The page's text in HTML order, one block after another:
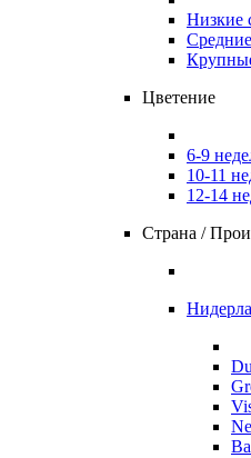
Низкие
Цветение
6-9
10-11
12-14
Страна /